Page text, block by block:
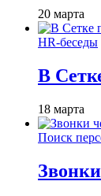
20 марта
HR-беседы
В
18 марта
Поиск